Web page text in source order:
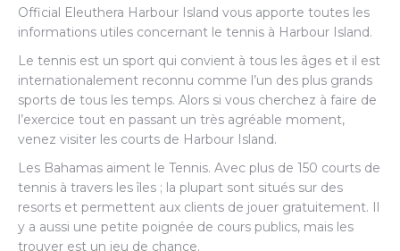
Official Eleuthera Harbour Island vous apporte toutes les
informations utiles concernant le tennis à Harbour Island.
Le tennis est un sport qui convient à tous les âges et il est
internationalement reconnu comme l’un des plus grands
sports de tous les temps. Alors si vous cherchez à faire de
l’exercice tout en passant un très agréable moment,
venez visiter les courts de Harbour Island.
Les Bahamas aiment le Tennis. Avec plus de 150 courts de
tennis à travers les îles ; la plupart sont situés sur des
resorts et permettent aux clients de jouer gratuitement. Il
y a aussi une petite poignée de cours publics, mais les
trouver est un jeu de chance.